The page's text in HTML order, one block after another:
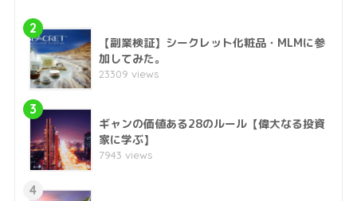
2
【副業検証】シークレット化粧品・MLMに参
加してみた。
23309 views
3
ギャンの価値ある28のルール【偉大なる投資
家に学ぶ】
7943 views
4